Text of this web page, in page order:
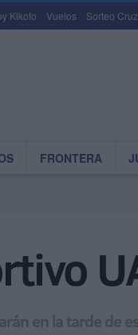
Kikoto Vuelos Sorteo
FRONTERA
en la tarde de